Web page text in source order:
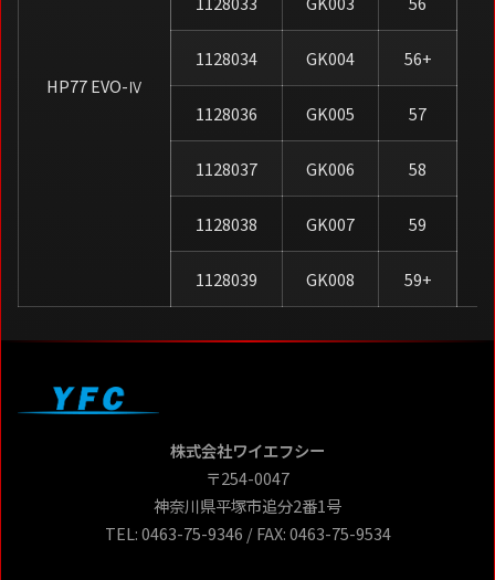
HP77 EVO-Ⅳ
1128034 GK004 56+
1128036 GK005 57
1128037 GK006 58
1128038 GK007 59
1128039 GK008 59+
株式会社ワイエフシー
〒254-0047
神奈川県平塚市追分2番1号
TEL: 0463-75-9346 / FAX: 0463-75-9534